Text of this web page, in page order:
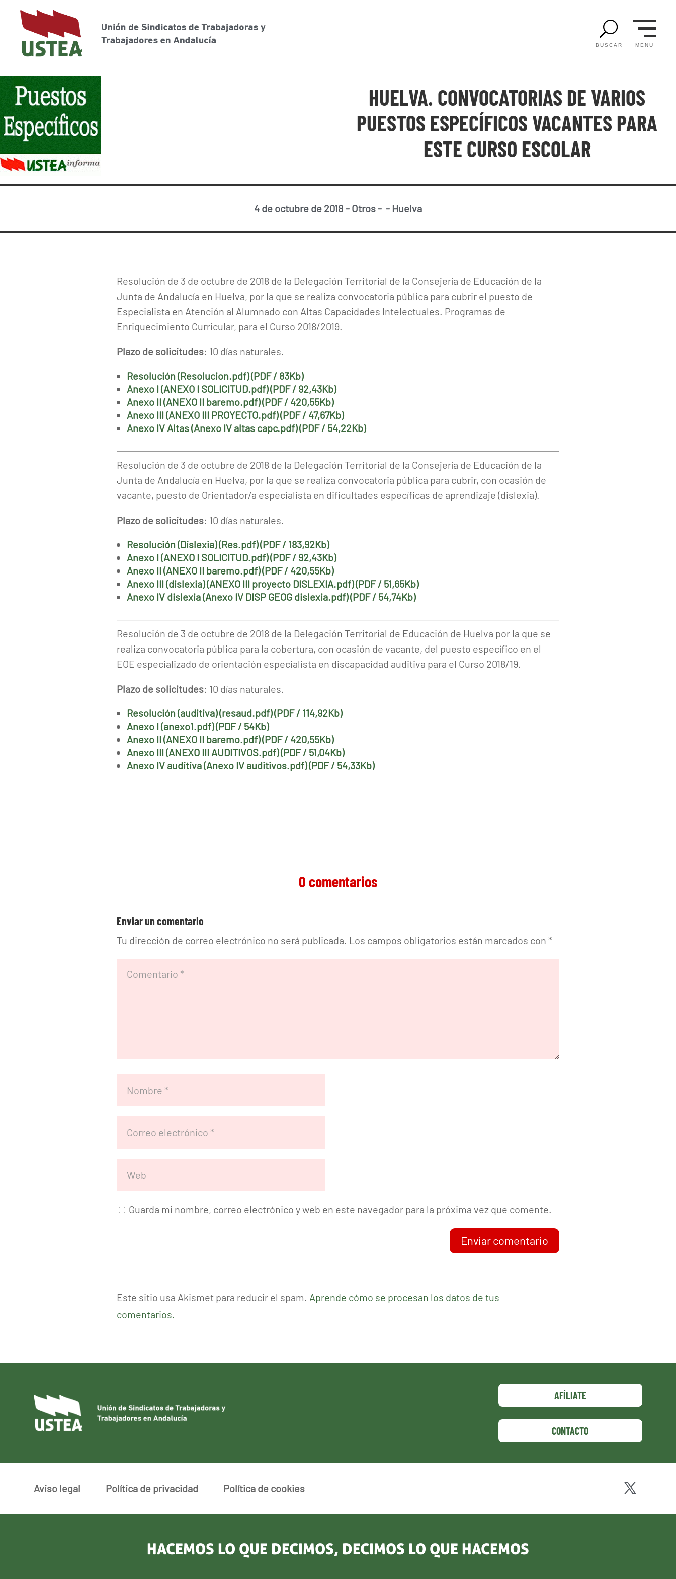
U
BUSCAR MENU
HUELVA. CONVOCATORIAS DE VARIOS
PUESTOS ESPECÍFICOS VACANTES PARA
ESTE CURSO ESCOLAR
4 de octubre de 2018 - Otros- - Huelva
Resolución de 3 de octubre de 2018 de la Delegación Territorial de la Consejería de Educación de la
Junta de Andalucía en Huelva, por la que se realiza convocatoria pública para cubrir el puesto de
Especialista en Atención al Alumnado con Altas Capacidades Intelectuales. Programas de
Enriquecimiento Curricular, para el Curso 2018/2019.
Plazo de solicitudes: 10 días naturales.
Resolución (Resolucion.pdf) (PDF / 83Kb)
Anexo I (ANEXO I SOLICITUD.pdf) (PDF / 92,43Kb)
Anexo II (ANEXO II baremo.pdf) (PDF / 420,55Kb)
Anexo III (ANEXO III PROYECTO.pdf) (PDF / 47,67Kb)
Anexo IV Altas (Anexo IV altas capc.pdf) (PDF / 54,22Kb)
Resolución de 3 de octubre de 2018 de la Delegación Territorial de la Consejería de Educación de la
Junta de Andalucía en Huelva, por la que se realiza convocatoria pública para cubrir, con ocasión de
vacante, puesto de Orientador/a especialista en dificultades específicas de aprendizaje (dislexia).
Plazo de solicitudes: 10 días naturales.
Resolución (Dislexia) (Res.pdf) (PDF / 183,92Kb)
Anexo I (ANEXO I SOLICITUD.pdf) (PDF / 92,43Kb)
Anexo II (ANEXO II baremo.pdf) (PDF / 420,55Kb)
Anexo III (dislexia) (ANEXO III proyecto DISLEXIA.pdf) (PDF / 51,65Kb)
Anexo IV dislexia (Anexo IV DISP GEOG dislexia.pdf) (PDF / 54,74Kb)
Resolución de 3 de octubre de 2018 de la Delegación Territorial de Educación de Huelva por la que se
realiza convocatoria pública para la cobertura, con ocasión de vacante, del puesto específico en el
EOE especializado de orientación especialista en discapacidad auditiva para el Curso 2018/19.
Plazo de solicitudes: 10 días naturales.
Resolución (auditiva) (resaud.pdf) (PDF / 114,92Kb)
Anexo I (anexo1.pdf) (PDF / 54Kb)
Anexo II (ANEXO II baremo.pdf) (PDF / 420,55Kb)
Anexo III (ANEXO III AUDITIVOS.pdf) (PDF / 51,04Kb)
Anexo IV auditiva (Anexo IV auditivos.pdf) (PDF / 54,33Kb)
0 comentarios
Enviar un comentario
Tu dirección de correo electrónico no será publicada. Los campos obligatorios están marcados con *
Guarda mi nombre, correo electrónico y web en este navegador para la próxima vez que comente.
Enviar comentario
Este sitio usa Akismet para reducir el spam. Aprende cómo se procesan los datos de tus
comentarios.
AFÍLIATE
CONTACTO
Aviso legal Política de privacidad Política de cookies
HACEMOS LO QUE DECIMOS, DECIMOS LO QUE HACEMOS